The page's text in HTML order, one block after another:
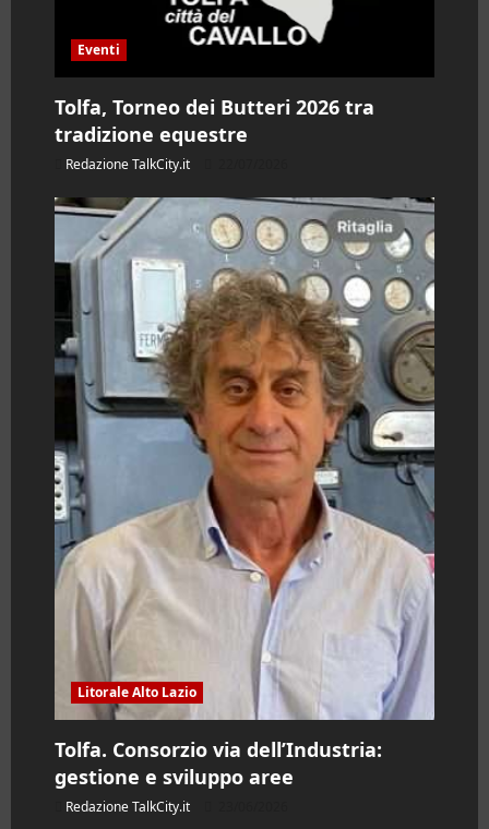
o
Eventi
Tolfa, Torneo dei Butteri 2026 tra
tradizione equestre
Redazione TalkCity.it
Litorale Alto Lazio
Tolfa. Consorzio via dell’Industria:
gestione e sviluppo aree
Redazione TalkCity.it